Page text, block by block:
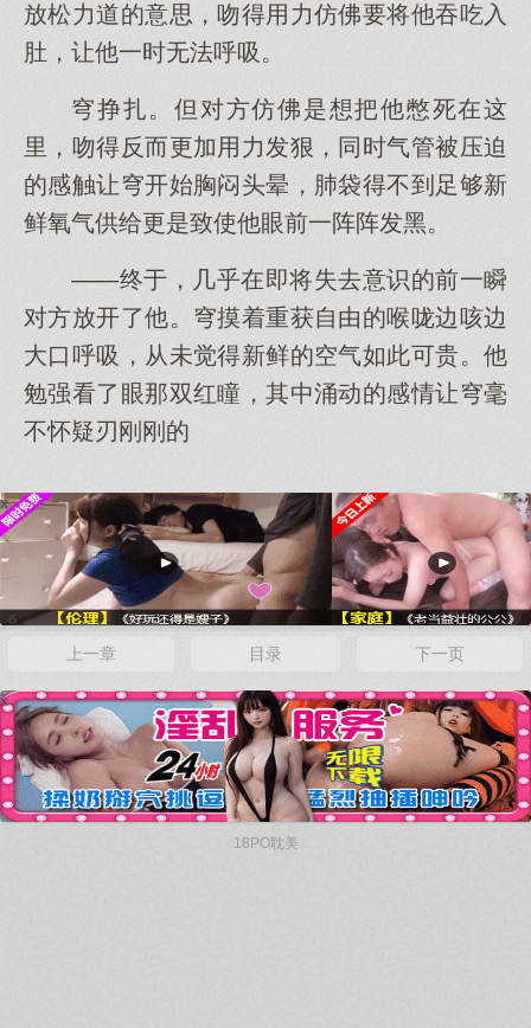
放松力道的意思，吻得用力仿佛要将他吞吃入
肚，让他一时无法呼吸。
穹挣扎。但对方仿佛是想把他憋死在这
里，吻得反而更加用力发狠，同时气管被压迫
的感触让穹开始胸闷头晕，肺袋得不到足够新
鲜氧气供给更是致使他眼前一阵阵发黑。
——终于，几乎在即将失去意识的前一瞬
对方放开了他。穹摸着重获自由的喉咙边咳边
大口呼吸，从未觉得新鲜的空气如此可贵。他
勉强看了眼那双红瞳，其中涌动的感情让穹毫
不怀疑刃刚刚的
x
上一章 目录 下一页
x
18PO耽美